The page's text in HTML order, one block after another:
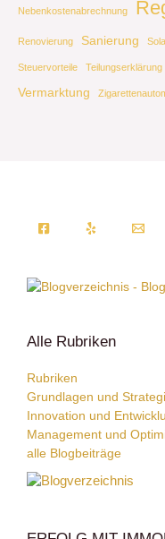
Nebenkostenabrechnung
Renovierung Sanierung
Steuervorteile Teilungserklärung
Vermarktung
Alle Rubriken
Rubriken
Grundlagen und
Innovation und
Management und
alle Blogbeiträge